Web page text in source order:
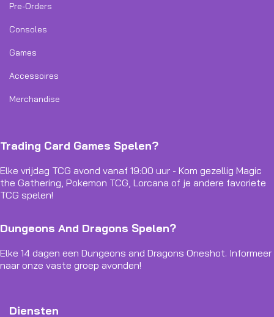
Pre-Orders
Consoles
Games
Accessoires
Merchandise
Trading Card Games Spelen?
Elke vrijdag TCG avond vanaf 19:00 uur - Kom gezellig Magic
the Gathering, Pokemon TCG, Lorcana of je andere favoriete
TCG spelen!
Dungeons And Dragons Spelen?
Elke 14 dagen een Dungeons and Dragons Oneshot. Informeer
naar onze vaste groep avonden!
Diensten